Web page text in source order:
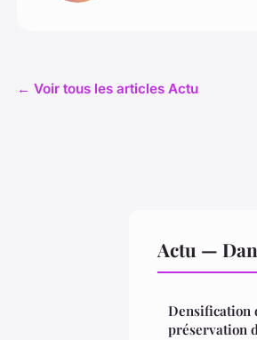
← Voir tous les articles Actu
Actu —
Densification
préservation